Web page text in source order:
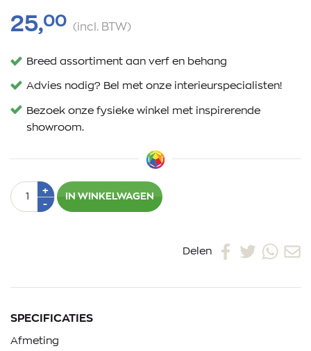
25,00 (incl. BTW)
Breed assortiment aan verf en behang
Advies nodig? Bel met onze interieurspecialisten!
Bezoek onze fysieke winkel met inspirerende
showroom.
Aantal+Plus
-Min
IN WINKELWAGEN
Delen
SPECIFICATIES
Afmeting